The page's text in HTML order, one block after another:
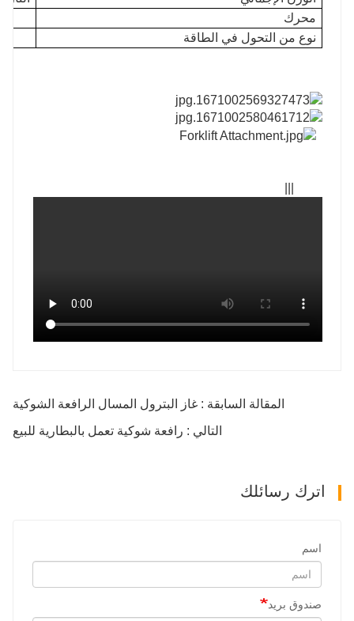
محرك
نوع من التحول في الطاقة
المقالة السابقة : غاز البترول المسال الرافعة الشوكية
التالي : رافعة شوكية تعمل بالبطارية للبيع
اترك رسائلك
اسم
صندوق بريد